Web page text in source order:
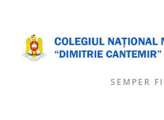
content
SEMPER